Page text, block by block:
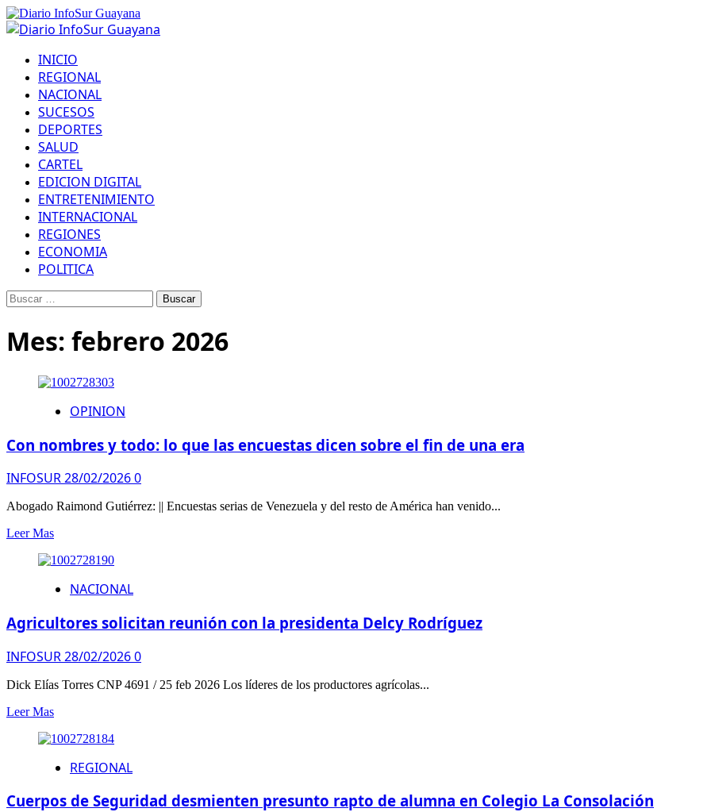
INICIO
REGIONAL
NACIONAL
SUCESOS
DEPORTES
SALUD
CARTEL
EDICION DIGITAL
ENTRETENIMIENTO
INTERNACIONAL
REGIONES
ECONOMIA
POLITICA
Mes: febrero 2026
OPINION
Con nombres y todo: lo que las encuestas dicen sobre el fin de una era
INFOSUR28/02/20260
Abogado Raimond Gutiérrez: || Encuestas serias de Venezuela y del resto de América han venido...
Leer Mas
NACIONAL
Agricultores solicitan reunión con la presidenta Delcy Rodríguez
INFOSUR28/02/20260
Dick Elías Torres CNP 4691 / 25 feb 2026 Los líderes de los productores agrícolas...
Leer Mas
REGIONAL
Cuerpos de Seguridad desmienten presunto rapto de alumna en Colegio La Consolación